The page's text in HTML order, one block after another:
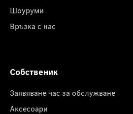
Шоуруми
Връзка с нас
Собственик
Заявяване час за обслужване
Аксесоари